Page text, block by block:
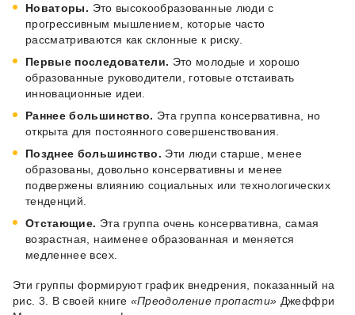
Новаторы. Это высокообразованные люди с
прогрессивным мышлением, которые часто
рассматриваются как склонные к риску.
Первые последователи. Это молодые и хорошо
образованные руководители, готовые отстаивать
инновационные идеи.
Раннее большинство. Эта группа консервативна, но
открыта для постоянного совершенствования.
Позднее большинство. Эти люди старше, менее
образованы, довольно консервативны и менее
подвержены влиянию социальных или технологических
тенденций.
Отстающие. Эта группа очень консервативна, самая
возрастная, наименее образованная и меняется
медленнее всех.
Эти группы формируют график внедрения, показанный на
рис. 3. В своей книге «Преодоление пропасти» Джеффри